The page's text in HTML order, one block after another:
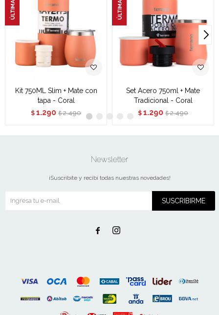
Kit 750ML Slim + Mate con
tapa - Coral
$ 1.290 $ 2.490
Set Acero 750ml + Mate
Tradicional - Coral
$ 1.290 $ 2.490
Newsletter
¡Suscribite y recibí todas nuestras novedades!
SUSCRIBIRME
 